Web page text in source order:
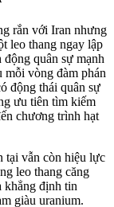
rắn với Iran nhưng
leo thang ngay lập
quân sự mạnh
mỗi vòng đàm phán
động thái quân sự
ưu tiên tìm kiếm
chương trình hạt
tại vẫn còn hiệu lực
leo thang căng
khẳng định tin
giàu uranium.